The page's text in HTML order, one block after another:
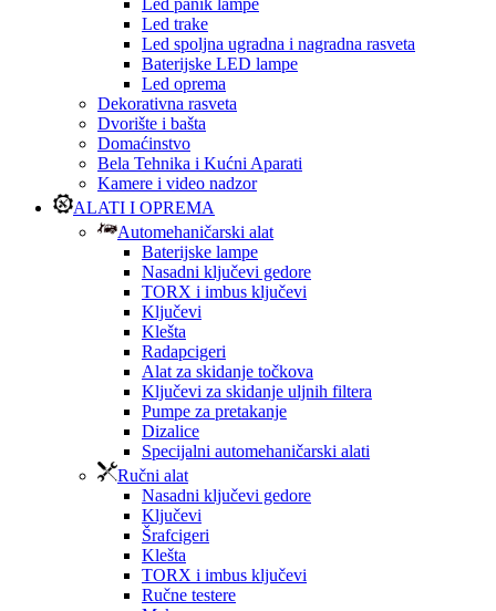
Led panik lampe
Led trake
Led spoljna ugradna i nagradna rasveta
Baterijske LED lampe
Led oprema
Dekorativna rasveta
Dvorište i bašta
Domaćinstvo
Bela Tehnika i Kućni Aparati
Kamere i video nadzor
ALATI I OPREMA
Automehaničarski alat
Baterijske lampe
Nasadni ključevi gedore
TORX i imbus ključevi
Ključevi
Klešta
Radapcigeri
Alat za skidanje točkova
Ključevi za skidanje uljnih filtera
Pumpe za pretakanje
Dizalice
Specijalni automehaničarski alati
Ručni alat
Nasadni ključevi gedore
Ključevi
Šrafcigeri
Klešta
TORX i imbus ključevi
Ručne testere